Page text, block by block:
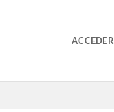
ACCEDER